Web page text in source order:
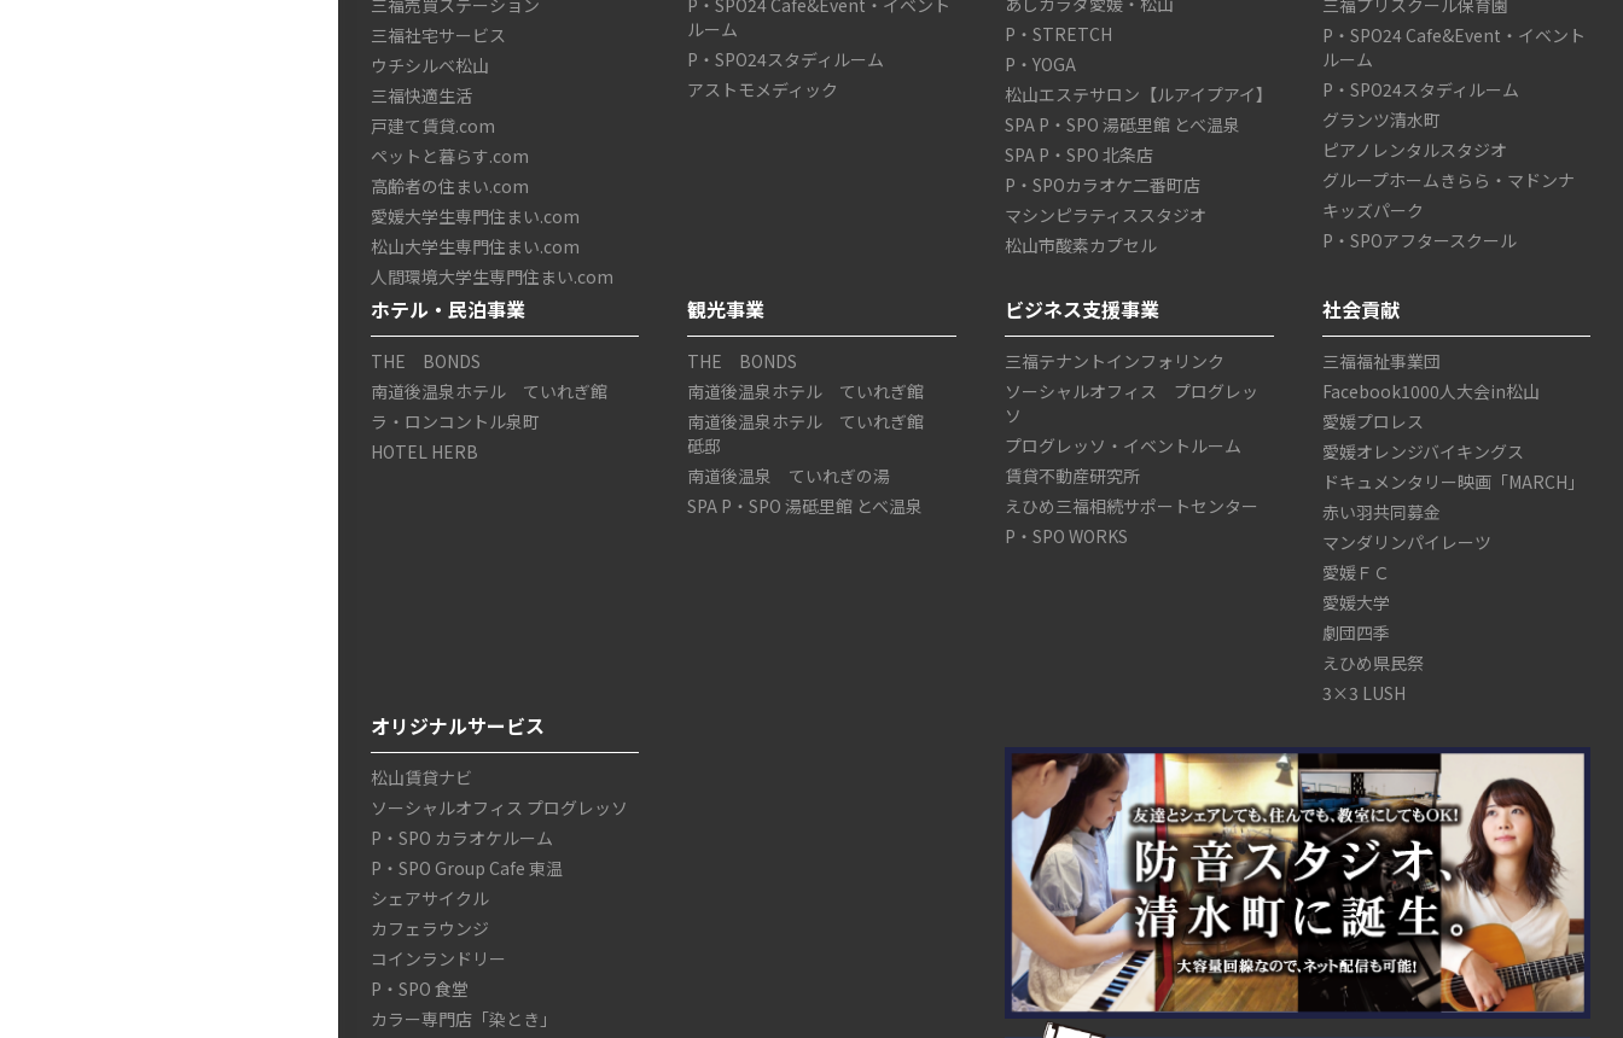
三福売買ステーション
三福社宅サービス
ウチシルベ松山
三福快適生活
戸建て賃貸.com
ペットと暮らす.com
高齢者の住まい.com
愛媛大学生専門住まい.com
松山大学生専門住まい.com
人間環境大学生専門住まい.com
P・SPO24 Cafe&Event・イベント
ルーム
P・SPO24スタディルーム
アストモメディック
P・STRETCH
P・YOGA
松山エステサロン【ルアイプアイ】
SPA P・SPO 湯砥里館 とべ温泉
SPA P・SPO 北条店
P・SPOカラオケ二番町店
マシンピラティススタジオ
松山市酸素カプセル
三福プリスクール保育園
P・SPO24 Cafe&Event・イベント
ルーム
P・SPO24スタディルーム
グランツ清水町
ピアノレンタルスタジオ
グループホームきらら・マドンナ
キッズパーク
P・SPOアフタースクール
ホテル・民泊事業
THE BONDS
南道後温泉ホテル ていれぎ館
ラ・ロンコントル泉町
HOTEL HERB
観光事業
THE BONDS
南道後温泉ホテル ていれぎ館
南道後温泉ホテル ていれぎ館
砥邸
南道後温泉 ていれぎの湯
SPA P・SPO 湯砥里館 とべ温泉
ビジネス支援事業
三福テナントインフォリンク
ソーシャルオフィス プログレッ
ソ
プログレッソ・イベントルーム
賃貸不動産研究所
えひめ三福相続サポートセンター
P・SPO WORKS
社会貢献
三福福祉事業団
Facebook1000人大会in松山
愛媛プロレス
愛媛オレンジバイキングス
ドキュメンタリー映画「MARCH」
赤い羽共同募金
マンダリンパイレーツ
愛媛ＦＣ
愛媛大学
劇団四季
えひめ県民祭
3×3 LUSH
オリジナルサービス
松山賃貸ナビ
ソーシャルオフィス プログレッソ
P・SPO カラオケルーム
P・SPO Group Cafe 東温
シェアサイクル
カフェラウンジ
コインランドリー
P・SPO 食堂
カラー専門店「染とき」